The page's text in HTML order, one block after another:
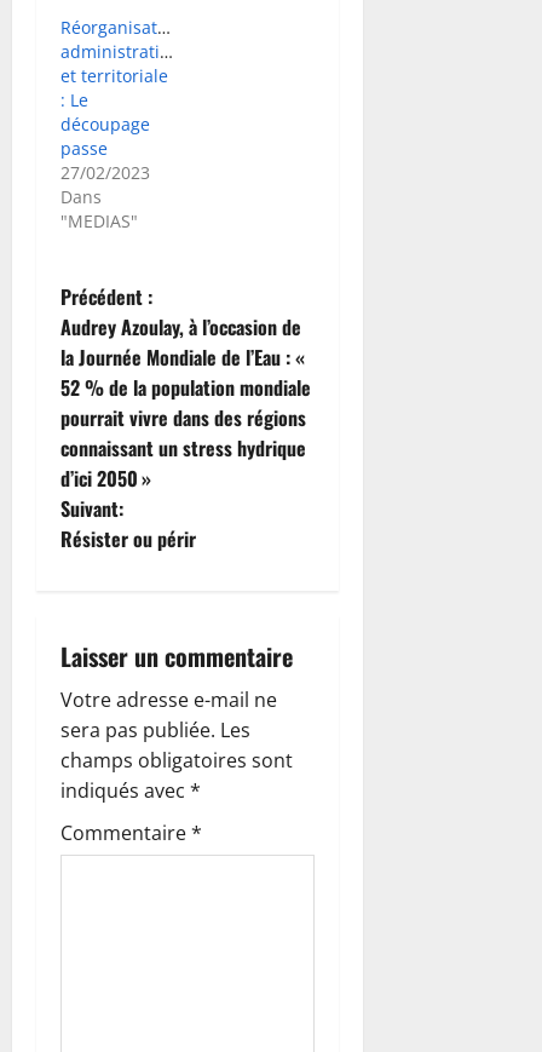
Réorganisation
administrative
et territoriale
: Le
découpage
passe
27/02/2023
Dans
"MEDIAS"
N
a
v
i
g
a
i
o
n
d
’
Précédent :
Audrey Azoulay, à l’occasion de
la Journée Mondiale de l’Eau : «
52 % de la population mondiale
pourrait vivre dans des régions
connaissant un stress hydrique
d’ici 2050 »
Suivant:
Résister ou périr
Laisser un commentaire
Votre adresse e-mail ne
sera pas publiée. Les
champs obligatoires sont
indiqués avec *
Commentaire*